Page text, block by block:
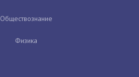
Обществознание
Физика